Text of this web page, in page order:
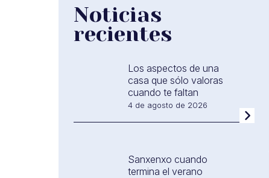
Noticias
recientes
Los aspectos de una
casa que sólo valoras
cuando te faltan
4 de agosto de 2026
Sanxenxo cuando
termina el verano